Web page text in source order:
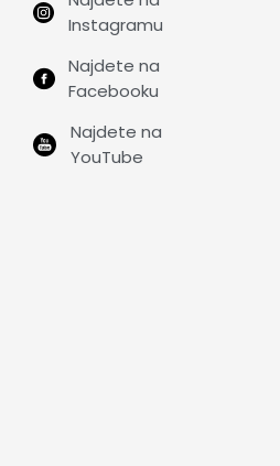
Instagramu
Najdete na
Facebooku
Najdete na
YouTube